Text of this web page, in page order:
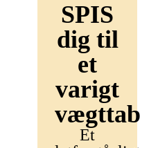
SPIS
dig til
et
varigt
vægttab
Et